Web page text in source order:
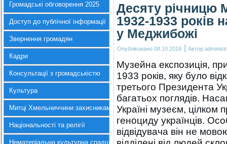
Громадські обговорення 2025
Доступ до публічної інформації
Звернення громадян
Кадри
Консультації з громадськістю
Культура
Митці Хмельниччини захисникам України
Національності та релігії
Нематеріальна культурна спадщина
Десяту річницю
1932-1933 років
у Меджибожі
Опубліковано 08.10.2018 | Автор
Музейна експозиція,
1933 років, яку було
третього Президента
багатьох поглядів.
Україні музеєм, цілком
геноциду українців.
відвідувача він не